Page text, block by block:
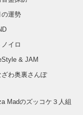
の運勢
ノイロ
& JAM
ざわ奥裏さんぽ
Madのズッコケ３人組